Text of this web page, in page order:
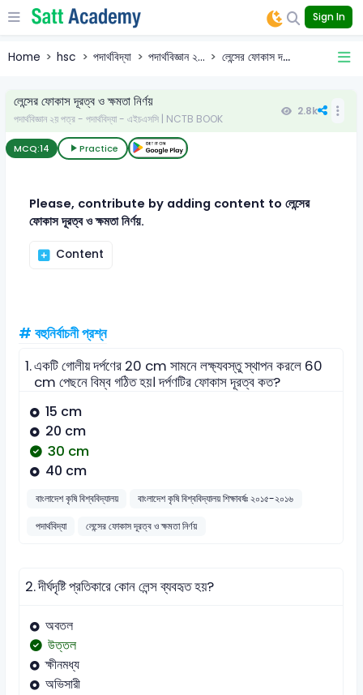
Sign In
Home hsc পদার্থবিদ্যা পদার্থবিজ্ঞান ২... লেন্সের ফোকাস দ...
লেন্সের ফোকাস দূরত্ব ও ক্ষমতা নির্ণয়
পদার্থবিজ্ঞান ২য় পত্র - পদার্থবিদ্যা - এইচএসসি | NCTB BOOK
2.8k
MCQ:14 Practice
Please, contribute by adding content to লেন্সের
ফোকাস দূরত্ব ও ক্ষমতা নির্ণয়.
Content
# বহুনির্বাচনী প্রশ্ন
1.একটি গোলীয় দর্পণের 20 cm সামনে লক্ষ্যবস্তু স্থাপন করলে 60
cm পেছনে বিম্ব গঠিত হয়। দর্পণটির ফোকাস দূরত্ব কত?
15 cm
20 cm
30 cm
40 cm
বাংলাদেশ কৃষি বিশ্ববিদ্যালয়
বাংলাদেশ কৃষি বিশ্ববিদ্যালয় শিক্ষাবর্ষঃ ২০১৫-২০১৬
পদার্থবিদ্যা
লেন্সের ফোকাস দূরত্ব ও ক্ষমতা নির্ণয়
2.দীর্ঘদৃষ্টি প্রতিকারে কোন লেন্স ব্যবহৃত হয়?
অবতল
উত্তল
ক্ষীনমধ্য
অভিসারী